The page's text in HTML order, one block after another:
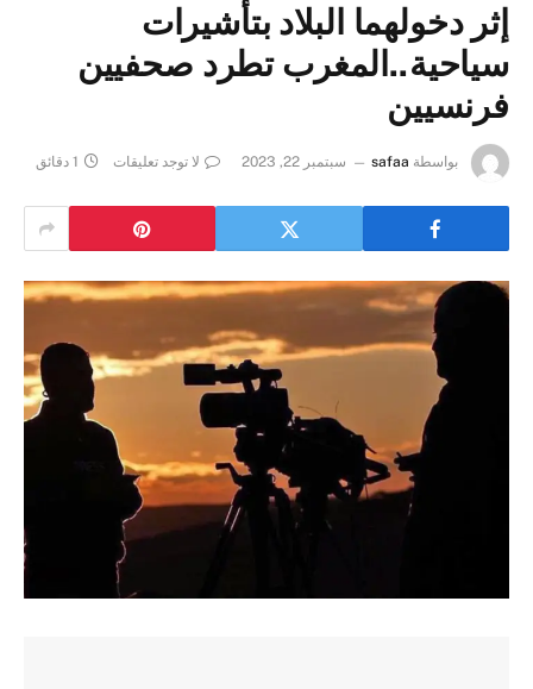
إثر دخولهما البلاد بتأشيرات
سياحية..المغرب تطرد صحفيين
فرنسيين
بواسطة safaa سبتمبر 22, 2023 لا توجد تعليقات 1 دقائق